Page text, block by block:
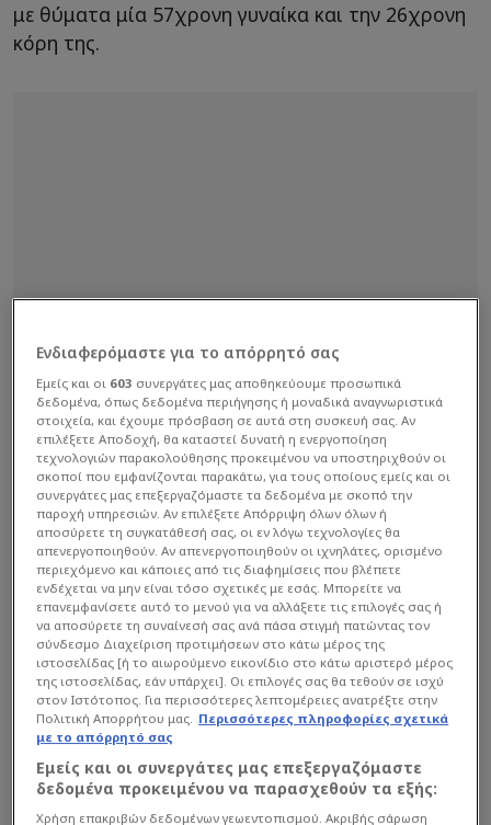
με θύματα μία 57χρονη γυναίκα και την 26χρονη
κόρη της.
Βίντεο ντοκουμέντο από κάμερες ασφαλείας που
Ενδιαφερόμαστε για το απόρρητό σας
Εμείς και οι 603 συνεργάτες μας αποθηκεύουμε προσωπικά
δεδομένα, όπως δεδομένα περιήγησης ή μοναδικά αναγνωριστικά
στοιχεία, και έχουμε πρόσβαση σε αυτά στη συσκευή σας. Αν
επιλέξετε Αποδοχή, θα καταστεί δυνατή η ενεργοποίηση
τεχνολογιών παρακολούθησης προκειμένου να υποστηριχθούν οι
σκοποί που εμφανίζονται παρακάτω, για τους οποίους εμείς και οι
συνεργάτες μας επεξεργαζόμαστε τα δεδομένα με σκοπό την
παροχή υπηρεσιών. Αν επιλέξετε Απόρριψη όλων όλων ή
αποσύρετε τη συγκατάθεσή σας, οι εν λόγω τεχνολογίες θα
απενεργοποιηθούν. Αν απενεργοποιηθούν οι ιχνηλάτες, ορισμένο
περιεχόμενο και κάποιες από τις διαφημίσεις που βλέπετε
ενδέχεται να μην είναι τόσο σχετικές με εσάς. Μπορείτε να
επανεμφανίσετε αυτό το μενού για να αλλάξετε τις επιλογές σας ή
να αποσύρετε τη συναίνεσή σας ανά πάσα στιγμή πατώντας τον
σύνδεσμο Διαχείριση προτιμήσεων στο κάτω μέρος της
ιστοσελίδας [ή το αιωρούμενο εικονίδιο στο κάτω αριστερό μέρος
της ιστοσελίδας, εάν υπάρχει]. Οι επιλογές σας θα τεθούν σε ισχύ
στον Ιστότοπος. Για περισσότερες λεπτομέρειες ανατρέξτε στην
Πολιτική Απορρήτου μας. Περισσότερες πληροφορίες σχετικά
με το απόρρητό σας
Εμείς και οι συνεργάτες μας επεξεργαζόμαστε
δεδομένα προκειμένου να παρασχεθούν τα εξής:
Χρήση επακριβών δεδομένων γεωεντοπισμού. Ακριβής σάρωση